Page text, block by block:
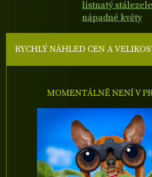
listnatý
nápadné květy
RYCHLÝ NÁHLED CEN A
MOMENTÁLNĚ NENÍ V